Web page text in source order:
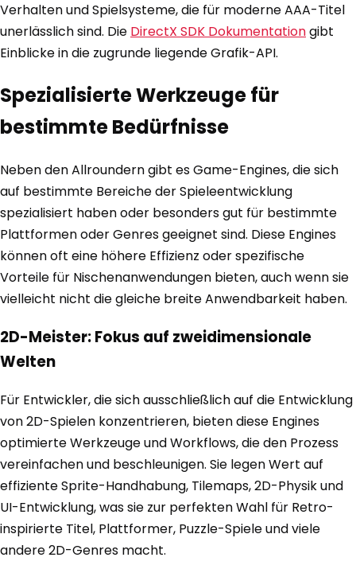
Verhalten und Spielsysteme, die für moderne AAA-Titel
unerlässlich sind. Die DirectX SDK Dokumentationgibt
Einblicke in die zugrunde liegende Grafik-API.
Spezialisierte Werkzeuge für
bestimmte Bedürfnisse
Neben den Allroundern gibt es Game-Engines, die sich
auf bestimmte Bereiche der Spieleentwicklung
spezialisiert haben oder besonders gut für bestimmte
Plattformen oder Genres geeignet sind. Diese Engines
können oft eine höhere Effizienz oder spezifische
Vorteile für Nischenanwendungen bieten, auch wenn sie
vielleicht nicht die gleiche breite Anwendbarkeit haben.
2D-Meister: Fokus auf zweidimensionale
Welten
Für Entwickler, die sich ausschließlich auf die Entwicklung
von 2D-Spielen konzentrieren, bieten diese Engines
optimierte Werkzeuge und Workflows, die den Prozess
vereinfachen und beschleunigen. Sie legen Wert auf
effiziente Sprite-Handhabung, Tilemaps, 2D-Physik und
UI-Entwicklung, was sie zur perfekten Wahl für Retro-
inspirierte Titel, Plattformer, Puzzle-Spiele und viele
andere 2D-Genres macht.